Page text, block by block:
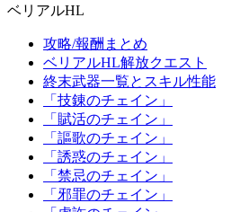
ベリアルHL
攻略/報酬まとめ
ベリアルHL解放クエスト
終末武器一覧とスキル性能
「技錬のチェイン」
「賦活のチェイン」
「謳歌のチェイン」
「誘惑のチェイン」
「禁忌のチェイン」
「邪罪のチェイン」